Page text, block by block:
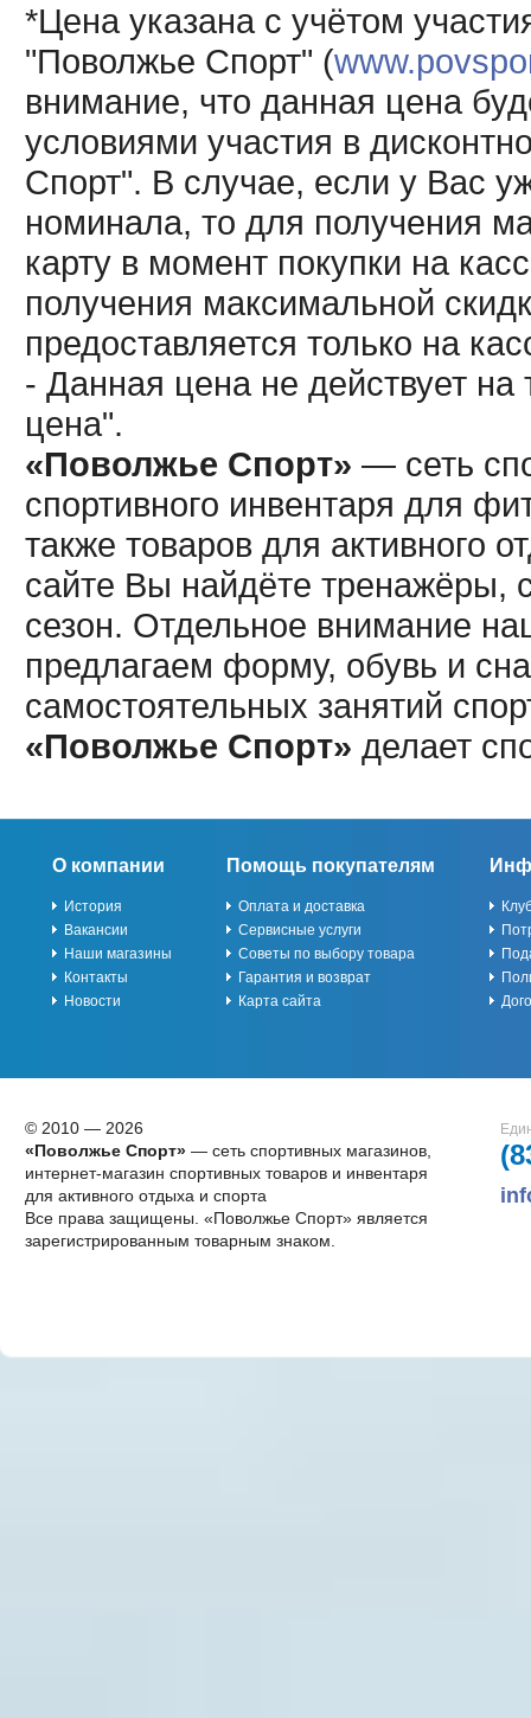
*Цена указана с учётом
"Поволжье Спорт" (
внимание, что данная цена
условиями участия в
Спорт". В случае, если у Вас
номинала, то для получения
карту в момент покупки на
получения максимальной
предоставляется только на
- Данная цена не действует
цена".
«Поволжье Спорт» — сеть
спортивного инвентаря для
также товаров для активного
сайте Вы найдёте тренажёры,
сезон. Отдельное внимание
предлагаем форму, обувь и
самостоятельных занятий
«Поволжье Спорт» делает
О компании
История
Вакансии
Наши магазины
Контакты
Новости
Помощь покупателям
Оплата и доставка
Сервисные услуги
Советы по выбору товара
Гарантия и возврат
Карта сайта
© 2010 — 2026
«Поволжье Спорт»— сеть спортивных магазинов,
интернет-магазин спортивных товаров и инвентаря
для активного отдыха и спорта
Все права защищены. «Поволжье Спорт» является
зарегистрированным товарным знаком.